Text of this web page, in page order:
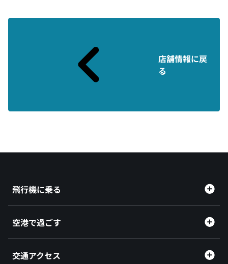
店舗情報に戻
る
飛行機に乗る
空港で過ごす
交通アクセス